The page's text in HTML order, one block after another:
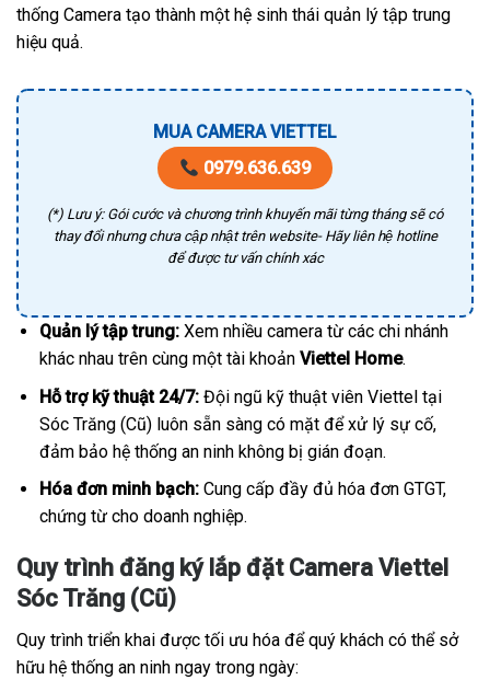
thống Camera tạo thành một hệ sinh thái quản lý tập trung
hiệu quả.
MUA CAMERA VIETTEL
0979.636.639
(*) Lưu ý: Gói cước và chương trình khuyến mãi từng tháng sẽ có
thay đổi nhưng chưa cập nhật trên website- Hãy liên hệ hotline
để được tư vấn chính xác
Quản lý tập trung:Xem nhiều camera từ các chi nhánh
khác nhau trên cùng một tài khoản Viettel Home.
Hỗ trợ kỹ thuật 24/7:Đội ngũ kỹ thuật viên Viettel tại
Sóc Trăng (Cũ) luôn sẵn sàng có mặt để xử lý sự cố,
đảm bảo hệ thống an ninh không bị gián đoạn.
Hóa đơn minh bạch:Cung cấp đầy đủ hóa đơn GTGT,
chứng từ cho doanh nghiệp.
Quy trình đăng ký lắp đặt Camera Viettel
Sóc Trăng (Cũ)
Quy trình triển khai được tối ưu hóa để quý khách có thể sở
hữu hệ thống an ninh ngay trong ngày: